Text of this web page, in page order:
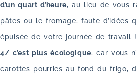
d’un quart d’heure, au lieu de vous
pâtes ou le fromage, faute d’idées
épuisée de votre journée de travail !
4/ c’est plus écologique, car vous
carottes pourries au fond du frigo,